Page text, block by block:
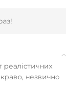
незвично